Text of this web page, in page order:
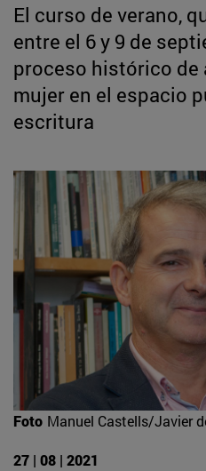
El curso de verano,
entre el 6 y 9 de
proceso histórico de
mujer en el espacio
escritura
Foto Manuel Castells/Javier
27 | 08 | 2021